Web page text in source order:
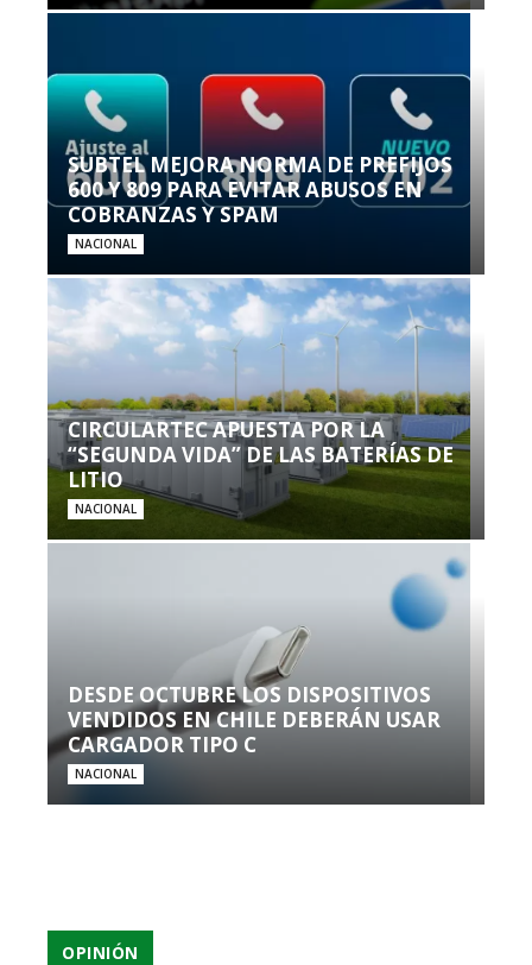
SUBTEL MEJORA NORMA DE PREFIJOS
600 Y 809 PARA EVITAR ABUSOS EN
COBRANZAS Y SPAM
NACIONAL
CIRCULARTEC APUESTA POR LA
“SEGUNDA VIDA” DE LAS BATERÍAS DE
LITIO
NACIONAL
DESDE OCTUBRE LOS DISPOSITIVOS
VENDIDOS EN CHILE DEBERÁN USAR
CARGADOR TIPO C
NACIONAL
OPINIÓN